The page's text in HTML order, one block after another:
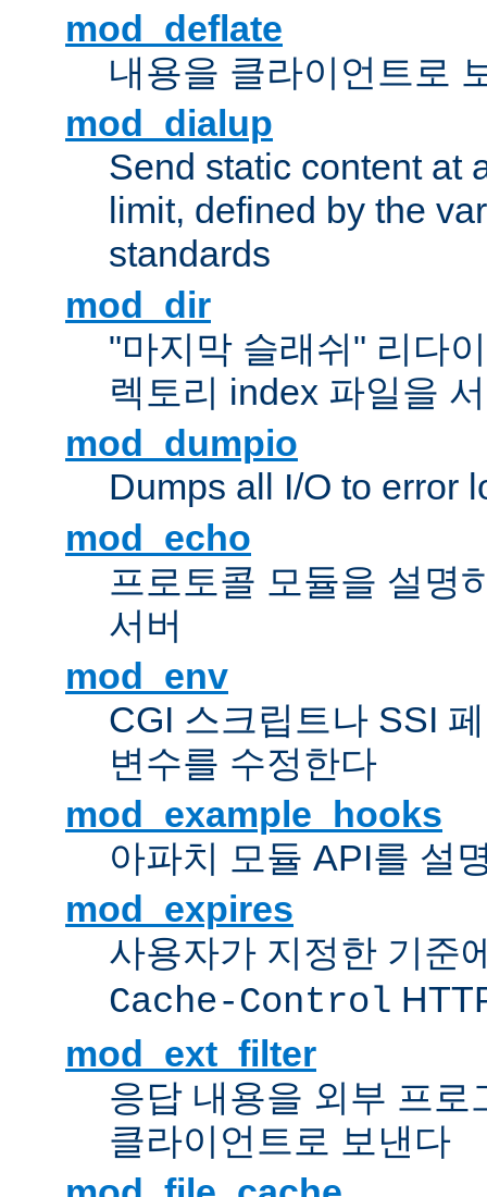
mod_deflate
내용을 클라이언트로
mod_dialup
Send static content at
limit, defined by the
standards
mod_dir
"마지막 슬래쉬" 리다
렉토리 index 파일을
mod_dumpio
Dumps all I/O to error
mod_echo
프로토콜 모듈을 설명
서버
mod_env
CGI 스크립트나 SSI
변수를 수정한다
mod_example_hooks
아파치 모듈 API를 설
mod_expires
사용자가 지정한 기준
Cache-Control
mod_ext_filter
응답 내용을 외부 프로
클라이언트로 보낸다